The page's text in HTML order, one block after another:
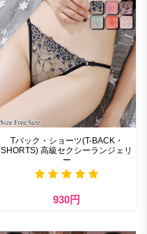
Tバック・ショーツ(T-BACK・
SHORTS) 高級セクシーランジェリ
ー
930円